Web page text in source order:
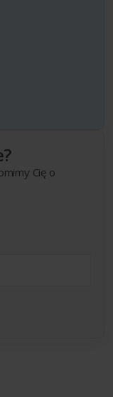
Cię o